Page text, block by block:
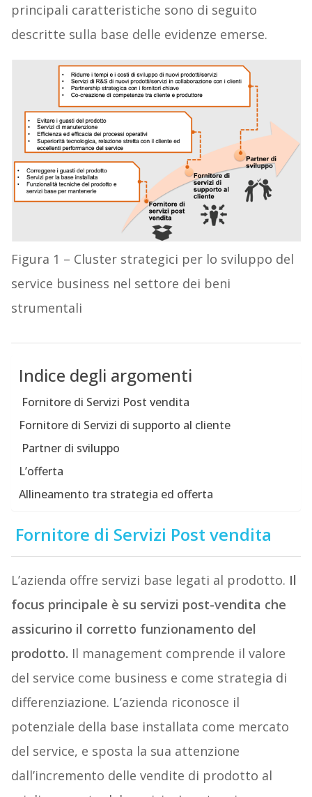
principali caratteristiche sono di seguito
descritte sulla base delle evidenze emerse.
Figura 1 – Cluster strategici per lo sviluppo del
service business nel settore dei beni
strumentali
Indice degli argomenti
Fornitore di Servizi Post vendita
Fornitore di Servizi di supporto al cliente
Partner di sviluppo
L’offerta
Allineamento tra strategia ed offerta
Fornitore di Servizi Post vendita
L’azienda offre servizi base legati al prodotto. Il
focus principale è su servizi post-vendita che
assicurino il corretto funzionamento del
prodotto. Il management comprende il valore
del service come business e come strategia di
differenziazione. L’azienda riconosce il
potenziale della base installata come mercato
del service, e sposta la sua attenzione
dall’incremento delle vendite di prodotto al